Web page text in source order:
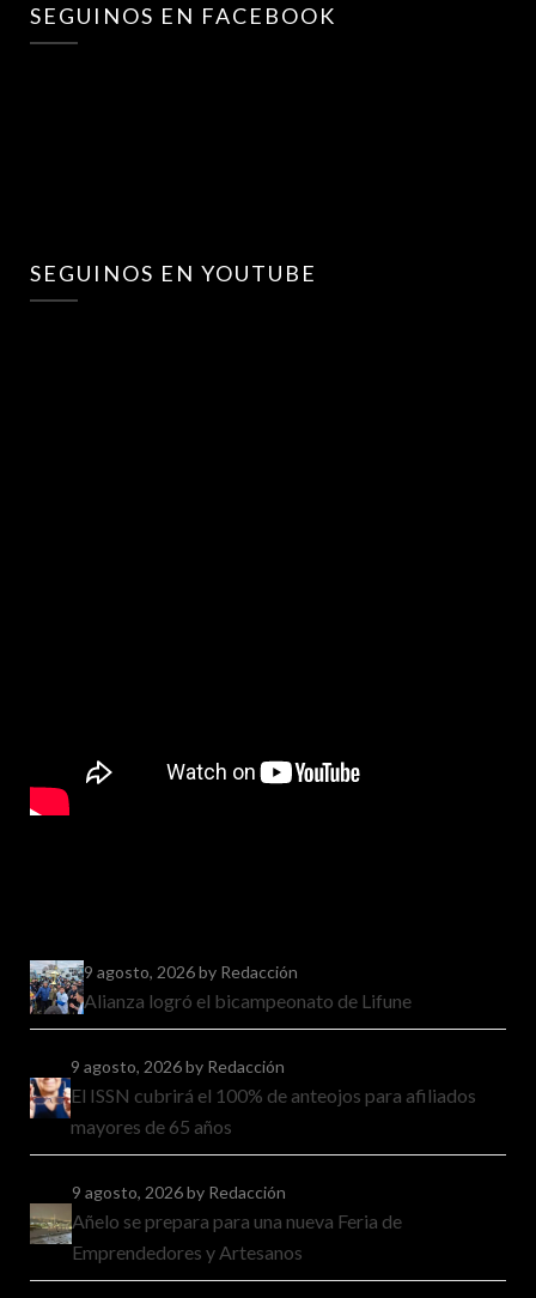
SEGUINOS EN FACEBOOK
SEGUINOS EN YOUTUBE
9 agosto, 2026by Redacción
Alianza logró el bicampeonato de Lifune
9 agosto, 2026by Redacción
El ISSN cubrirá el 100% de anteojos para afiliados
mayores de 65 años
9 agosto, 2026by Redacción
Añelo se prepara para una nueva Feria de
Emprendedores y Artesanos